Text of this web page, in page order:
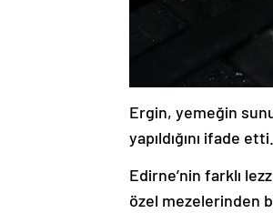
Ergin, yemeğin
yapıldığını ifade etti.
Edirne’nin farklı
özel mezelerinden